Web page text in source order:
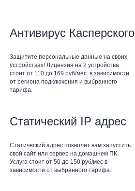
Антивирус Касперского
Защитите персональные данные на своих
устройствах! Лицензия на 2 устройства
стоит от 110 до 169 руб/мес. в зависимости
от региона подключения и выбранного
тарифа.
Статический IP адрес
Статический адрес позволит вам запустить
свой сайт или сервер на домашнем ПК.
Услуга стоит от 50 до 150 руб/мес в
зависимости от выбранного тарифа.